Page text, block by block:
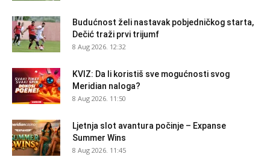
Budućnost želi nastavak pobjedničkog starta,
Dečić traži prvi trijumf
8 Aug 2026. 12:32
KVIZ: Da li koristiš sve mogućnosti svog
Meridian naloga?
8 Aug 2026. 11:50
Ljetnja slot avantura počinje – Expanse
Summer Wins
8 Aug 2026. 11:45